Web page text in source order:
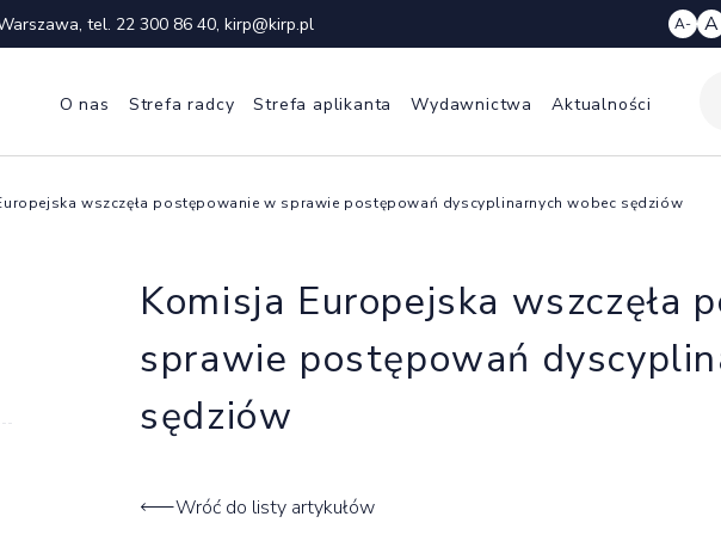
tel. 22 300 86 40, kirp@kirp.pl A- A
O nas Strefa radcy Strefa aplikanta Wydawnictwa Aktualności
wszczęła postępowanie w sprawie postępowań dyscyplinarnych wobec sędziów
Komisja Europejska wszczęła
sprawie postępowań
sędziów
Wróć do listy artykułów